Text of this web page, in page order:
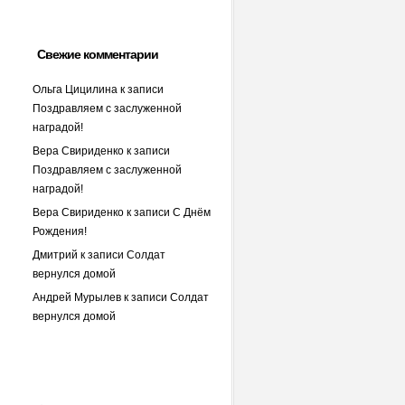
Свежие комментарии
Ольга Цицилина к записи
Поздравляем с заслуженной
наградой!
Вера Свириденко к записи
Поздравляем с заслуженной
наградой!
Вера Свириденко к записи С Днём
Рождения!
Дмитрий к записи Солдат
вернулся домой
Андрей Мурылев к записи Солдат
вернулся домой